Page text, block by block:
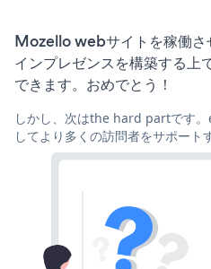
Mozello webサイトを稼働さ
インプレゼンスを構築する上
できます。おめでとう！
しかし、次はthe hard partです
してより多くの訪問者をサポート